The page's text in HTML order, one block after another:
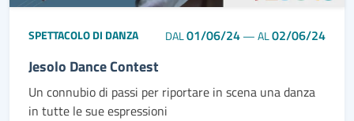
SPETTACOLO DI DANZA DAL01/06/24—AL02/06/24
Jesolo Dance Contest
Un connubio di passi per riportare in scena una danza
in tutte le sue espressioni